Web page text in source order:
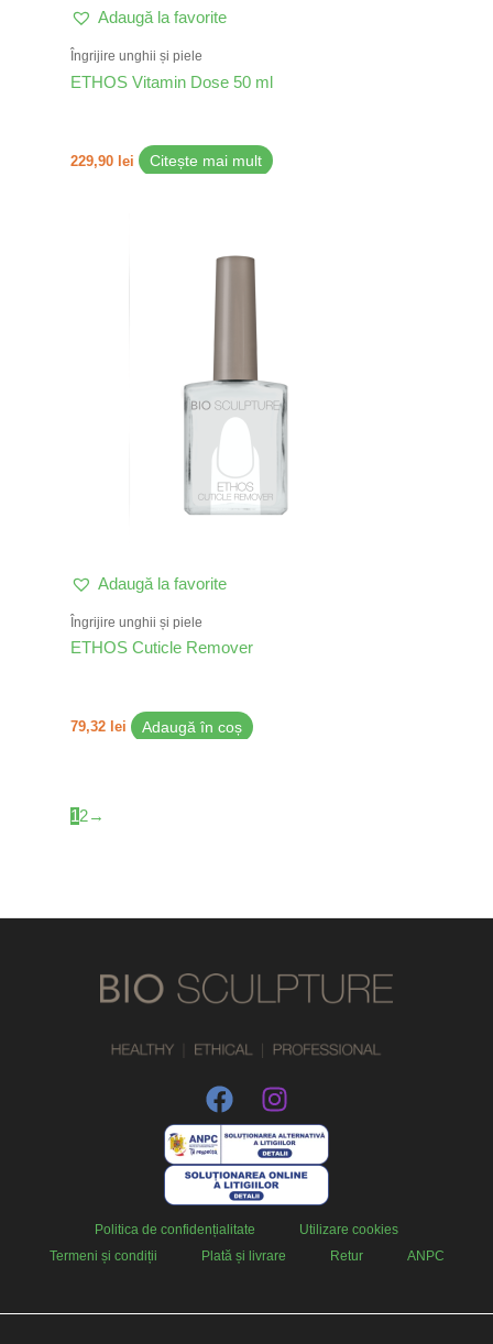
Adaugă la favorite
Îngrijire unghii și piele
ETHOS Vitamin Dose 50 ml
229,90 lei Citește mai mult
Adaugă la favorite
Îngrijire unghii și piele
ETHOS Cuticle Remover
79,32 lei Adaugă în coș
1 2→
Politica de confidențialitate
Utilizare cookies
Termeni și condiții
Plată și livrare Retur ANPC